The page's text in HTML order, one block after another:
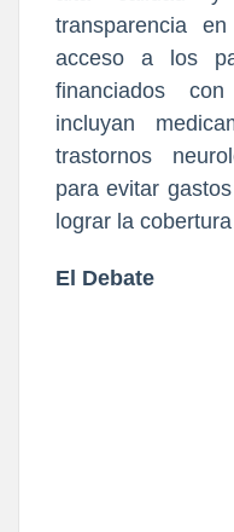
transparencia
acceso a los
financiados
incluyan
trastornos
para evitar
lograr la
El Debate